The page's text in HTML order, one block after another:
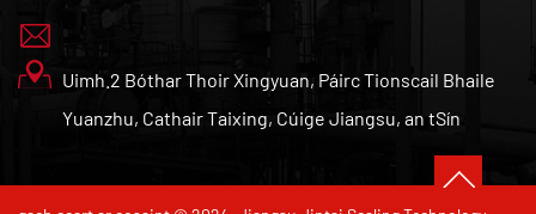
Uimh.2 Bóthar Thoir Xingyuan, Páirc Tionscail Bhaile
Yuanzhu, Cathair Taixing, Cúige Jiangsu, an tSín